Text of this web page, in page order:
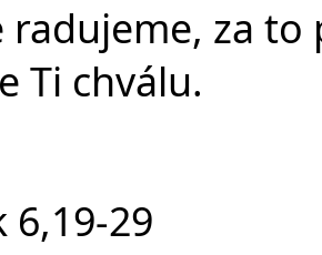
radujeme, za
Ti chválu.
6,19-29